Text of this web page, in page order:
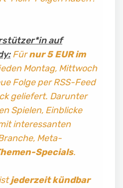
auf
Fürnur 5 EUR im
Montag, Mittwoch
Folge per RSS-Feed
geliefert. Darunter
Spielen, Einblicke
interessanten
Meta-
Specials.
jederzeit kündbar